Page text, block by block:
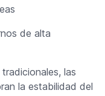
de alta
las
la estabilidad del